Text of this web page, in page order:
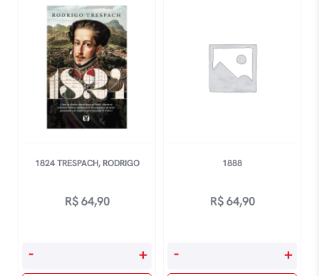
Ampliada
quantidade
1824 TRESPACH, RODRIGO
R$64,90
1824
- +
1888
R$64,90
1888
- +